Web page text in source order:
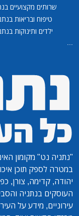
שרותים מקצועיים
טיפוח ובריאות
ילדים ותינוקות
"נתניה נט" מקומון
במטרה לספק תוכן
יהודה, קדימה, צורן,
העוסקים בנתניה
עירוניים, מידע על